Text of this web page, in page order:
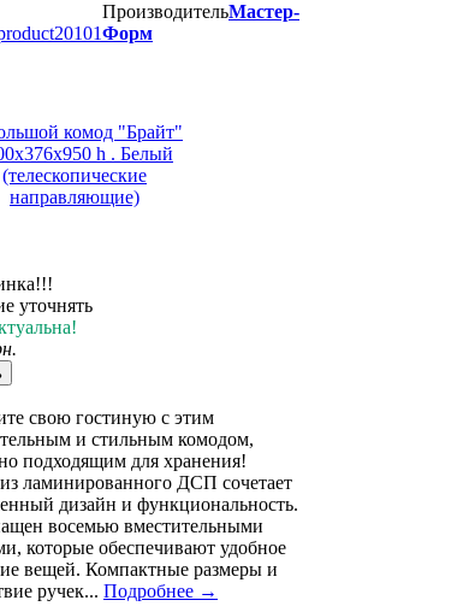
ПроизводительМастер-
Форм
уточнять
свою гостиную с этим
и стильным комодом,
подходящим для хранения!
ламинированного ДСП сочетает
дизайн и функциональность.
восемью вместительными
которые обеспечивают удобное
вещей. Компактные размеры и
ручек... Подробнее →